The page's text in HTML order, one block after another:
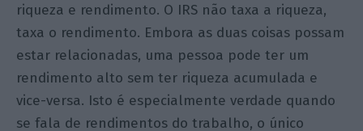
riqueza e rendimento. O IRS não taxa a riqueza,
taxa o rendimento. Embora as duas coisas possam
estar relacionadas, uma pessoa pode ter um
rendimento alto sem ter riqueza acumulada e
vice-versa. Isto é especialmente verdade quando
se fala de rendimentos do trabalho, o único